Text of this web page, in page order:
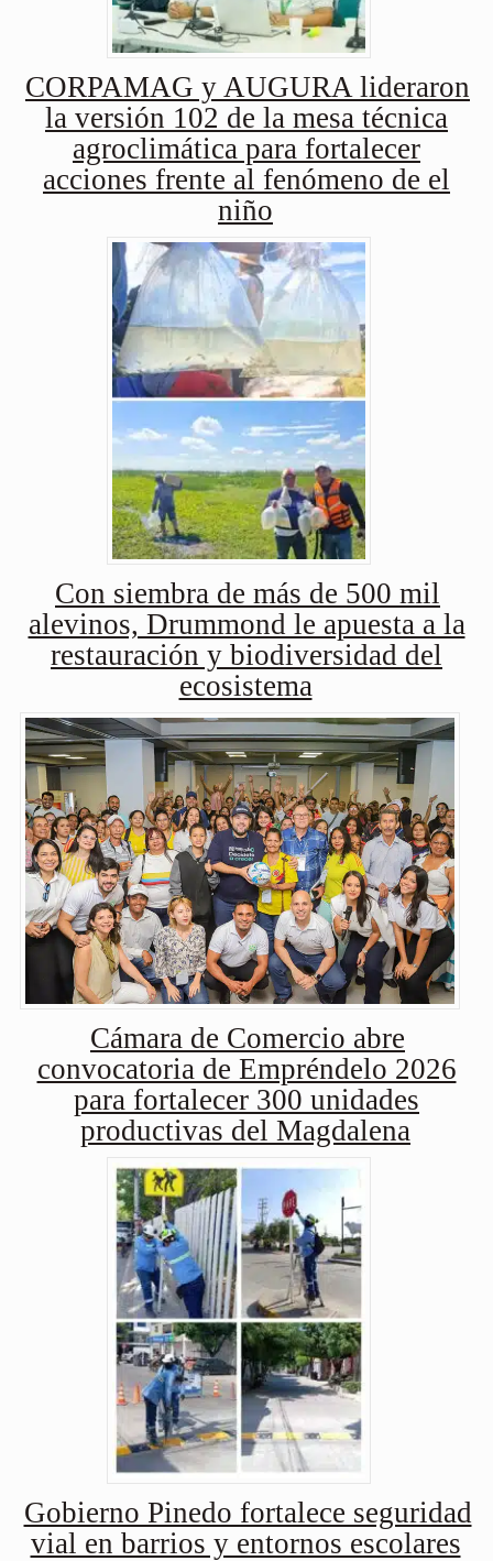
CORPAMAG y AUGURA lideraron
la versión 102 de la mesa técnica
agroclimática para fortalecer
acciones frente al fenómeno de el
niño
Con siembra de más de 500 mil
alevinos, Drummond le apuesta a la
restauración y biodiversidad del
ecosistema
Cámara de Comercio abre
convocatoria de Empréndelo 2026
para fortalecer 300 unidades
productivas del Magdalena
Gobierno Pinedo fortalece seguridad
vial en barrios y entornos escolares